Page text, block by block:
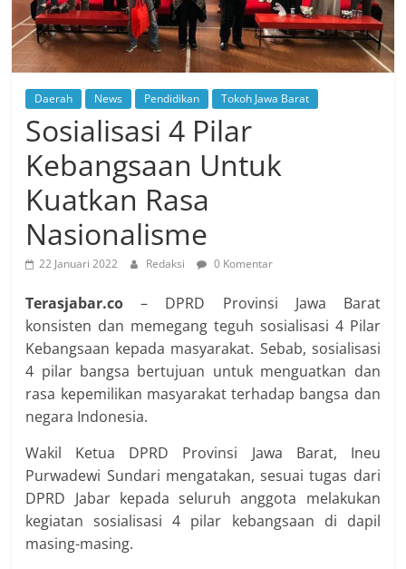
Daerah News Pendidikan Tokoh Jawa Barat
Sosialisasi 4 Pilar
Kebangsaan Untuk
Kuatkan Rasa
Nasionalisme
22 Januari 2022 Redaksi 0 Komentar
Terasjabar.co – DPRD Provinsi Jawa Barat
konsisten dan memegang teguh sosialisasi 4 Pilar
Kebangsaan kepada masyarakat. Sebab, sosialisasi
4 pilar bangsa bertujuan untuk menguatkan dan
rasa kepemilikan masyarakat terhadap bangsa dan
negara Indonesia.
Wakil Ketua DPRD Provinsi Jawa Barat, Ineu
Purwadewi Sundari mengatakan, sesuai tugas dari
DPRD Jabar kepada seluruh anggota melakukan
kegiatan sosialisasi 4 pilar kebangsaan di dapil
masing-masing.